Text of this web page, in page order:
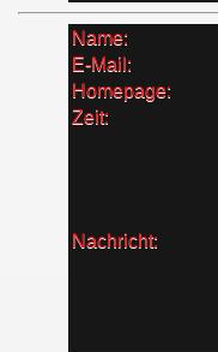
Name:
E-Mail:
Homepage:
Zeit:
Nachricht: